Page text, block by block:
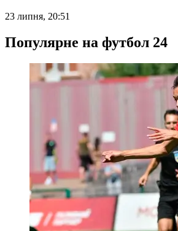
23 липня, 20:51
Популярне на футбол 24